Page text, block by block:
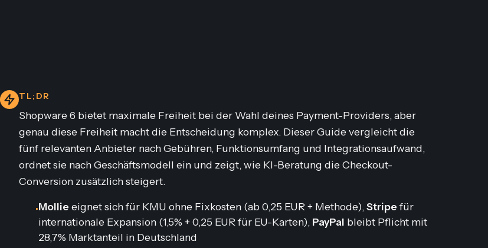
TL;DR
Shopware 6 bietet maximale Freiheit bei der Wahl deines Payment-Providers, aber
genau diese Freiheit macht die Entscheidung komplex. Dieser Guide vergleicht die
fünf relevanten Anbieter nach Gebühren, Funktionsumfang und Integrationsaufwand,
ordnet sie nach Geschäftsmodell ein und zeigt, wie KI-Beratung die Checkout-
Conversion zusätzlich steigert.
•Mollie eignet sich für KMU ohne Fixkosten (ab 0,25 EUR + Methode),Stripefür
internationale Expansion (1,5% + 0,25 EUR für EU-Karten), PayPal bleibt Pflicht mit
28,7% Marktanteil in Deutschland